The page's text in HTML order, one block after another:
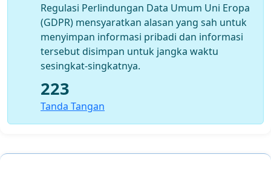
Regulasi Perlindungan Data Umum Uni Eropa
(GDPR) mensyaratkan alasan yang sah untuk
menyimpan informasi pribadi dan informasi
tersebut disimpan untuk jangka waktu
sesingkat-singkatnya.
223
Tanda Tangan